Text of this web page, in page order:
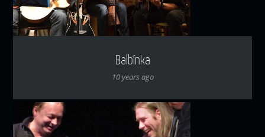
Balbínka
10 years ago